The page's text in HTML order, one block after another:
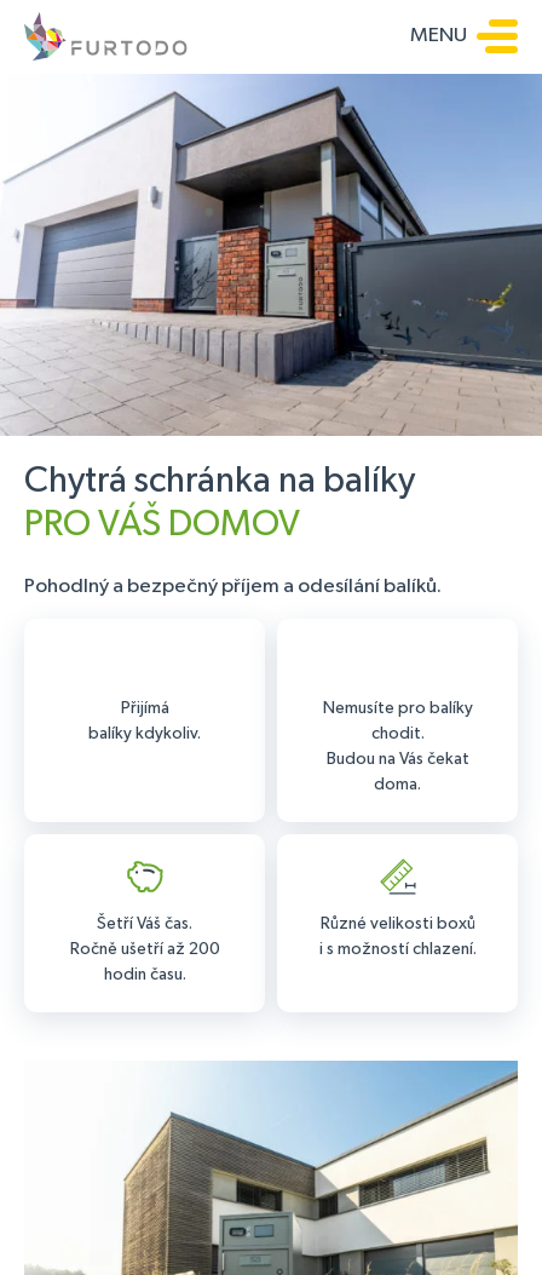
MENU
Chytrá schránka na balíky
PRO VÁŠ DOMOV
Pohodlný a bezpečný příjem a odesílání balíků.
Přijímá
balíky kdykoliv.
Nemusíte pro balíky
chodit.
Budou na Vás čekat
doma.
Šetří Váš čas.
Ročně ušetří až 200
hodin času.
Různé velikosti boxů
i s možností chlazení.